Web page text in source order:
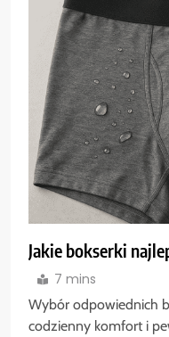
Jakie bokserki
7 mins
Wybór odpowiednich
codzienny komfort i